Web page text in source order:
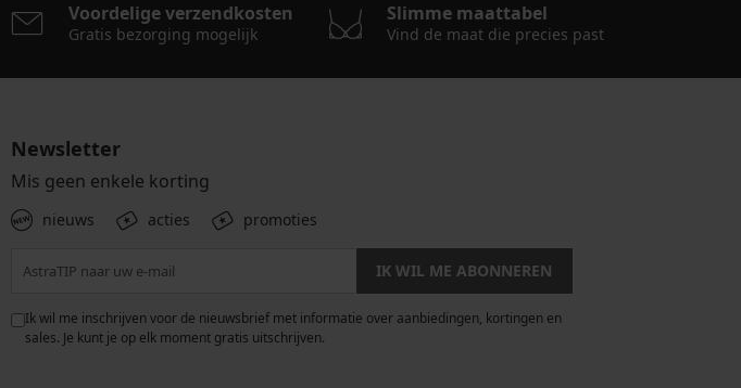
Voordelige verzendkosten
Gratis bezorging mogelijk
Slimme maattabel
Vind de maat die precies past
Newsletter
Mis geen enkele korting
nieuws acties promoties
IK WIL ME ABONNEREN
Ik wil me inschrijven voor de nieuwsbrief met informatie over aanbiedingen, kortingen en
sales. Je kunt je op elk moment gratis uitschrijven.